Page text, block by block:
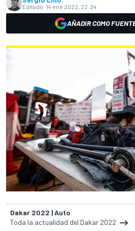
Editado: 14 ene 2022, 22:24
AÑADIR COMO
Dakar 2022 | Auto
Toda la actualidad del Dakar 2022